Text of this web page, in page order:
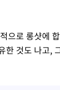
으로 롱샷에
한 것도 나고,